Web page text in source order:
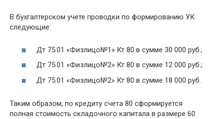
В бухгалтерском учете проводки по формированию УК
следующие:
Дт 75.01 «Физлицо№1» Кт 80 в сумме 30 000 руб.;
Дт 75.01 «Физлицо№2» Кт 80 в сумме 12 000 руб.;
Дт 75.01 «Физлицо№2» Кт 80 в сумме 18 000 руб.
Таким образом, по кредиту счета 80 сформируется
полная стоимость складочного капитала в размере 60